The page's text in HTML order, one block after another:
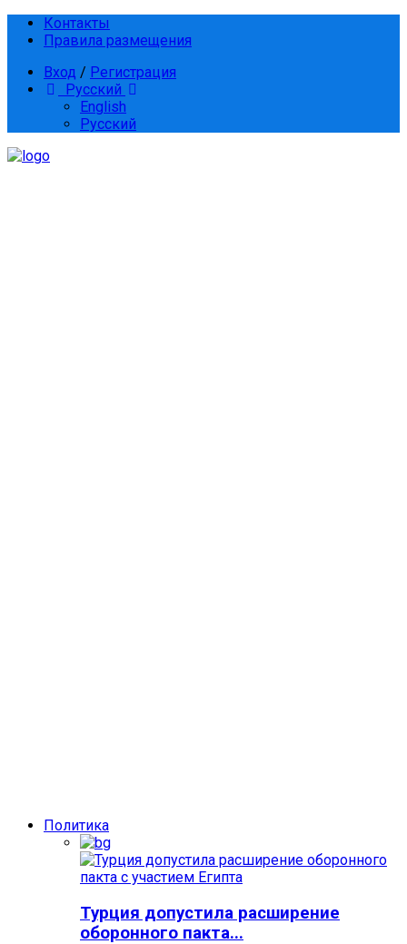
Контакты
Правила размещения
Вход / Регистрация
Русский
English
Русский
Политика
Турция допустила расширение
оборонного пакта...